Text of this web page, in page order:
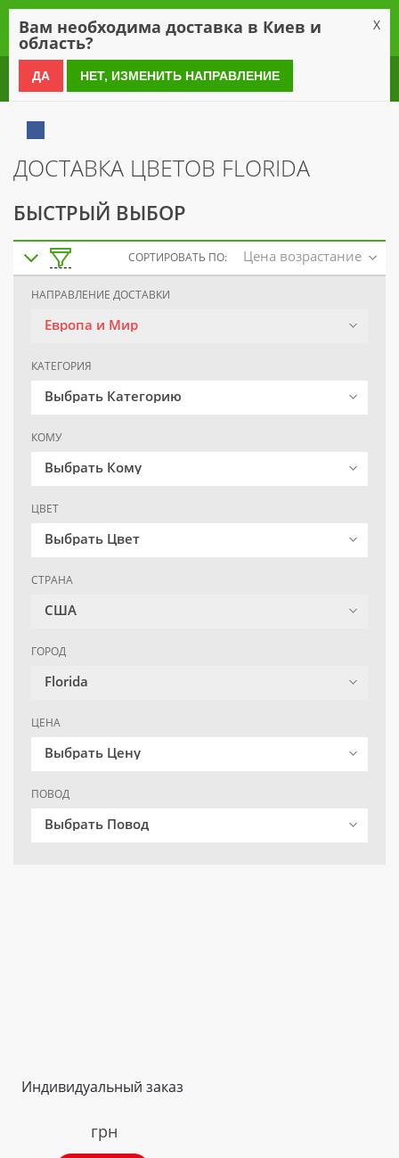
0 800 21 54 55
ДОСТАВКА ЦВЕТОВ FLORIDA
БЫСТРЫЙ ВЫБОР
СОРТИРОВАТЬ ПО: Цена возрастание
НАПРАВЛЕНИЕ ДОСТАВКИ
Европа и Мир
КАТЕГОРИЯ
Выбрать Категорию
КОМУ
Выбрать Кому
ЦВЕТ
Выбрать Цвет
СТРАНА
США
ГОРОД
Florida
ЦЕНА
Выбрать Цену
ПОВОД
Выбрать Повод
Индивидуальный заказ
грн
Вам необходима доставка в Киев и
область?
X
ДА НЕТ, ИЗМЕНИТЬ НАПРАВЛЕНИЕ